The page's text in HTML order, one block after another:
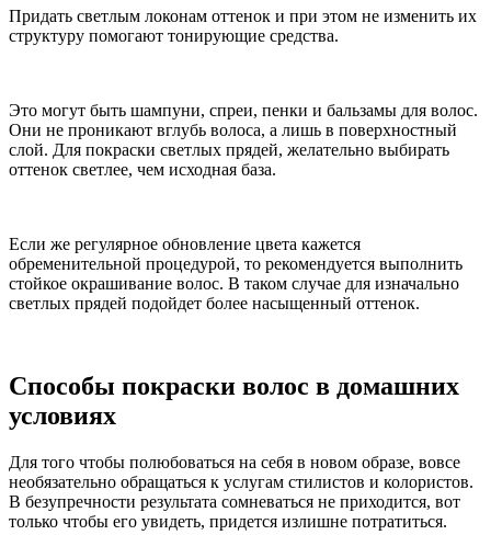
Придать светлым локонам оттенок и при этом не изменить их
структуру помогают тонирующие средства.
Это могут быть шампуни, спреи, пенки и бальзамы для волос.
Они не проникают вглубь волоса, а лишь в поверхностный
слой. Для покраски светлых прядей, желательно выбирать
оттенок светлее, чем исходная база.
Если же регулярное обновление цвета кажется
обременительной процедурой, то рекомендуется выполнить
стойкое окрашивание волос. В таком случае для изначально
светлых прядей подойдет более насыщенный оттенок.
Способы покраски волос в домашних
условиях
Для того чтобы полюбоваться на себя в новом образе, вовсе
необязательно обращаться к услугам стилистов и колористов.
В безупречности результата сомневаться не приходится, вот
только чтобы его увидеть, придется излишне потратиться.